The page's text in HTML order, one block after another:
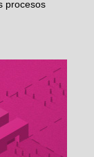
procesos